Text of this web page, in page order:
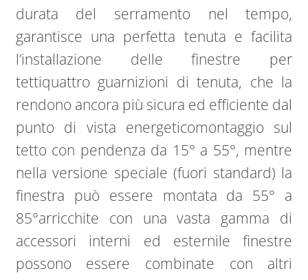
durata del serramento nel tempo,
garantisce una perfetta tenuta e facilita
l’installazione delle finestre per
tettiquattro guarnizioni di tenuta, che la
rendono ancora più sicura ed efficiente dal
punto di vista energeticomontaggio sul
tetto con pendenza da 15° a 55°, mentre
nella versione speciale (fuori standard) la
finestra può essere montata da 55° a
85°arricchite con una vasta gamma di
accessori interni ed esternile finestre
possono essere combinate con altri